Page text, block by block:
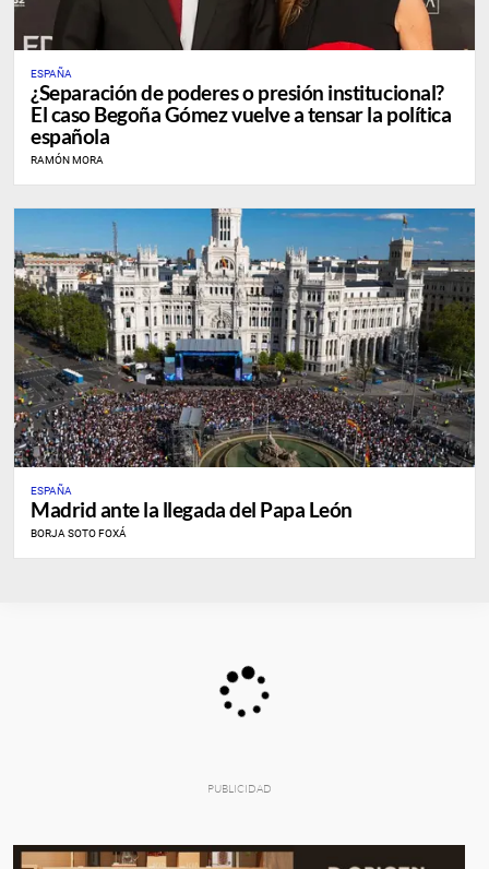
ESPAÑA
¿Separación de poderes o presión institucional?
El caso Begoña Gómez vuelve a tensar la política
española
RAMÓN MORA
ESPAÑA
Madrid ante la llegada del Papa León
BORJA SOTO FOXÁ